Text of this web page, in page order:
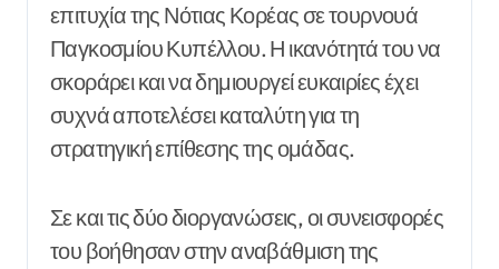
επιτυχία της Νότιας Κορέας σε τουρνουά
Παγκοσμίου Κυπέλλου. Η ικανότητά του να
σκοράρει και να δημιουργεί ευκαιρίες έχει
συχνά αποτελέσει καταλύτη για τη
στρατηγική επίθεσης της ομάδας.
Σε και τις δύο διοργανώσεις, οι συνεισφορές
του βοήθησαν στην αναβάθμιση της